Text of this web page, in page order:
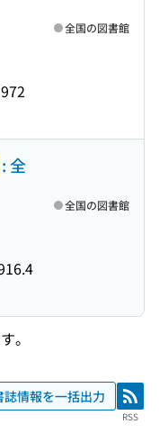
全国の図書館
: 全
全国の図書館
。
誌情報を一括出力 RSS
RSS